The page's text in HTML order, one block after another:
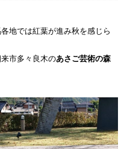
地では紅葉が進み秋を感じら
市多々良木のあさご芸術の森